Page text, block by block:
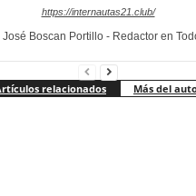
https://internautas21.club/
Boscan Portillo - Redactor en
relacionados Más del